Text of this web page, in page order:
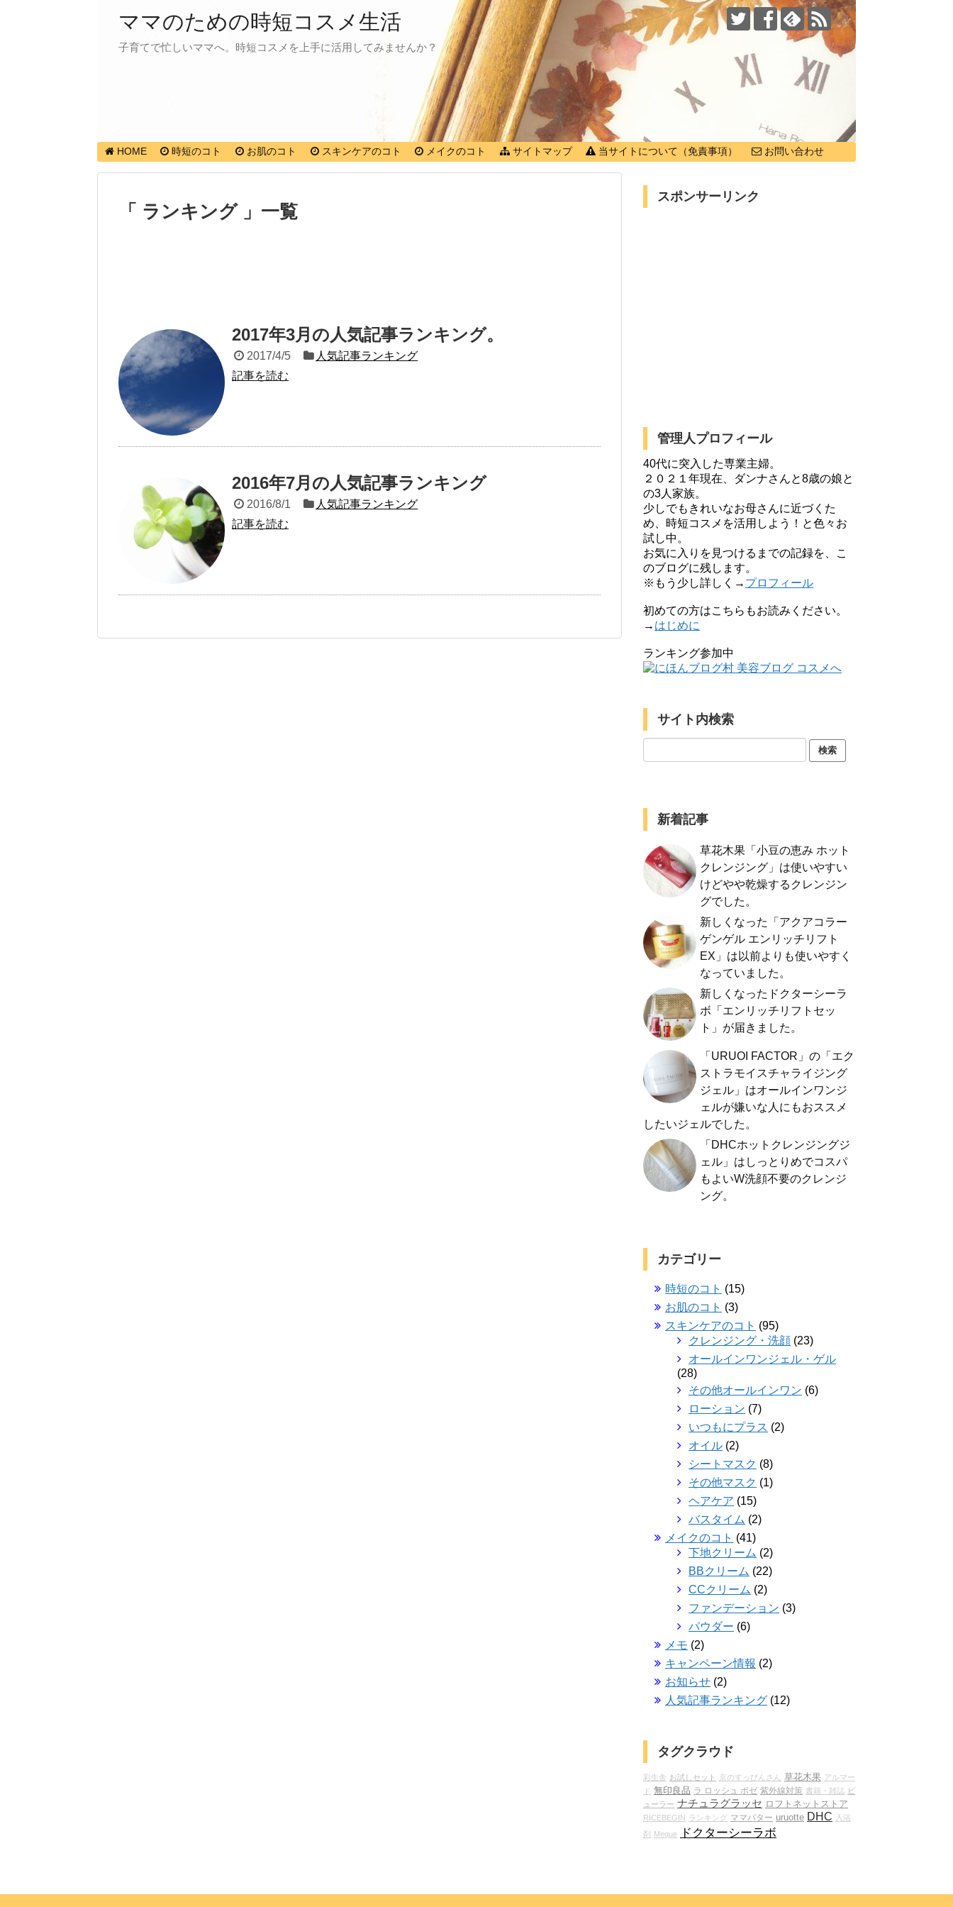
ママのための時短コスメ生活
子育てで忙しいママへ。時短コスメを上手に活用してみませんか？
HOME 時短のコト お肌のコト スキンケアのコト メイクのコト サイトマップ 当サイトについて（免責事項） お問い合わせ
「 ランキング 」一覧
2017年3月の人気記事ランキング。
2017/4/5
人気記事ランキング
記事を読む
2016年7月の人気記事ランキング
2016/8/1
人気記事ランキング
記事を読む
スポンサーリンク
管理人プロフィール
40代に突入した専業主婦。
２０２１年現在、ダンナさんと8歳の娘と
の3人家族。
少しでもきれいなお母さんに近づくた
め、時短コスメを活用しよう！と色々お
試し中。
お気に入りを見つけるまでの記録を、こ
のブログに残します。
※もう少し詳しく→ プロフィール
初めての方はこちらもお読みください。
→ はじめに
ランキング参加中
サイト内検索
新着記事
草花木果「小豆の恵み ホット
クレンジング」は使いやすい
けどやや乾燥するクレンジン
グでした。
新しくなった「アクアコラー
ゲンゲル エンリッチリフト
EX」は以前よりも使いやすく
なっていました。
新しくなったドクターシーラ
ボ「エンリッチリフトセッ
ト」が届きました。
「URUOI FACTOR」の「エク
ストラモイスチャライジング
ジェル」はオールインワンジ
ェルが嫌いな人にもおススメ
したいジェルでした。
「DHCホットクレンジングジ
ェル」はしっとりめでコスパ
もよいW洗顔不要のクレンジ
ング。
カテゴリー
時短のコト (15)
お肌のコト (3)
スキンケアのコト (95)
クレンジング・洗顔 (23)
オールインワンジェル・ゲル
(28)
その他オールインワン (6)
ローション (7)
いつもにプラス (2)
オイル (2)
シートマスク (8)
その他マスク (1)
ヘアケア (15)
バスタイム (2)
メイクのコト (41)
下地クリーム (2)
BBクリーム (22)
CCクリーム (2)
ファンデーション (3)
パウダー (6)
メモ (2)
キャンペーン情報 (2)
お知らせ (2)
人気記事ランキング (12)
タグクラウド
彩生舎 お試しセット 京のすっぴんさん 草花木果 アルマー
ド 無印良品 ラ ロッシュ ポゼ 紫外線対策 書籍・雑誌 ビ
ューラー ナチュラグラッセ ロフトネットストア
RICEBEGIN ランキング ママバター uruotte DHC
入浴
剤
Meque ドクターシーラボ